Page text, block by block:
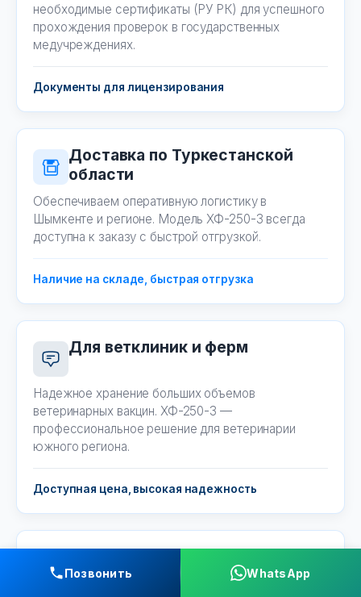
Позвонить WhatsApp
необходимые сертификаты (РУ РК) для успешного
прохождения проверок в государственных
медучреждениях.
Документы для лицензирования
Доставка по Туркестанской
области
Обеспечиваем оперативную логистику в
Шымкенте и регионе. Модель ХФ-250-3 всегда
доступна к заказу с быстрой отгрузкой.
Наличие на складе, быстрая отгрузка
Для ветклиник и ферм
Надежное хранение больших объемов
ветеринарных вакцин. ХФ-250-3 —
профессиональное решение для ветеринарии
южного региона.
Доступная цена, высокая надежность